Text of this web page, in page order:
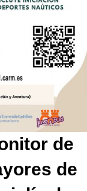
de
de